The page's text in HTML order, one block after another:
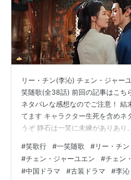
リー・チン(李沁) チェン・ジャー
笑随歌(全38話) 前回の記事はこ
ネタバレな感想なのでご注意！ 結
てます キャラクター生死を含めネ
うぞ 静石は一笑に未練がありあり
も、元々腹黒いんだと思います。
もそんな感じ。 いい人装って公主
してますけど、敵国に嫁がせよう
#笑歌行 #一笑随歌 #リー・チン
#チェン・ジャーユエン #チェン
#中国ドラマ #古装ドラマ #李沁